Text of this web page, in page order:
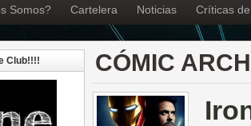
Somos? Cartelera Noticias Críticas
CÓMIC
Club!!!!